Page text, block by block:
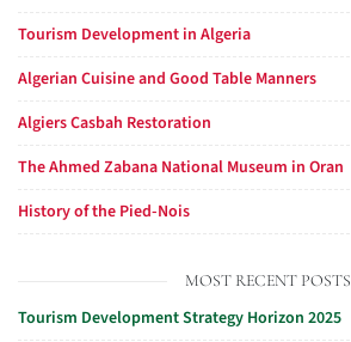
Tourism Development in Algeria
Algerian Cuisine and Good Table Manners
Algiers Casbah Restoration
The Ahmed Zabana National Museum in Oran
History of the Pied-Nois
MOST RECENT POSTS
Tourism Development Strategy Horizon 2025